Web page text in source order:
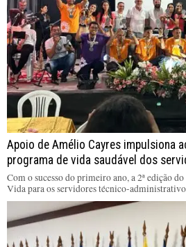
Apoio de Amélio Cayres impulsiona
programa de vida saudável dos
Com o sucesso do primeiro ano, a 2ª edição
Vida para os servidores técnico-